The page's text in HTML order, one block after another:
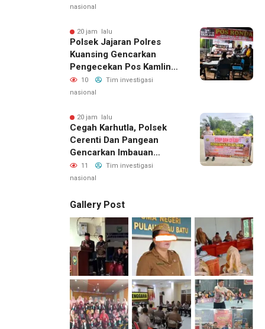
nasional
20 jam lalu
Polsek Jajaran Polres
Kuansing Gencarkan
Pengecekan Pos Kamling,
Kapolres Ajak Warga Aktif
Jaga Keamanan
10
Tim investigasi
nasional
20 jam lalu
Cegah Karhutla, Polsek
Cerenti Dan Pangean
Gencarkan Imbauan
Kepada Masyarakat
11
Tim investigasi
nasional
Gallery Post